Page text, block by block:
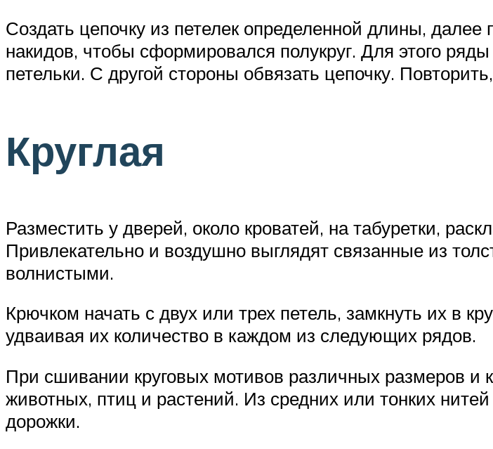
Создать цепочку из петелек определенной длины,
накидов, чтобы сформировался полукруг. Для этого
петельки. С другой стороны обвязать цепочку.
Круглая
Разместить у дверей, около кроватей, на табуретки,
Привлекательно и воздушно выглядят связанные из
волнистыми.
Крючком начать с двух или трех петель, замкнуть их в
удваивая их количество в каждом из следующих рядов.
При сшивании круговых мотивов различных размеров и
животных, птиц и растений. Из средних или тонких
дорожки.